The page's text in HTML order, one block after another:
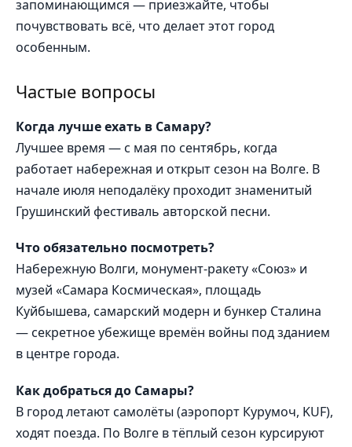
запоминающимся — приезжайте, чтобы
почувствовать всё, что делает этот город
особенным.
Частые вопросы
Когда лучше ехать в Самару?
Лучшее время — с мая по сентябрь, когда
работает набережная и открыт сезон на Волге. В
начале июля неподалёку проходит знаменитый
Грушинский фестиваль авторской песни.
Что обязательно посмотреть?
Набережную Волги, монумент-ракету «Союз» и
музей «Самара Космическая», площадь
Куйбышева, самарский модерн и бункер Сталина
— секретное убежище времён войны под зданием
в центре города.
Как добраться до Самары?
В город летают самолёты (аэропорт Курумоч, KUF),
ходят поезда. По Волге в тёплый сезон курсируют